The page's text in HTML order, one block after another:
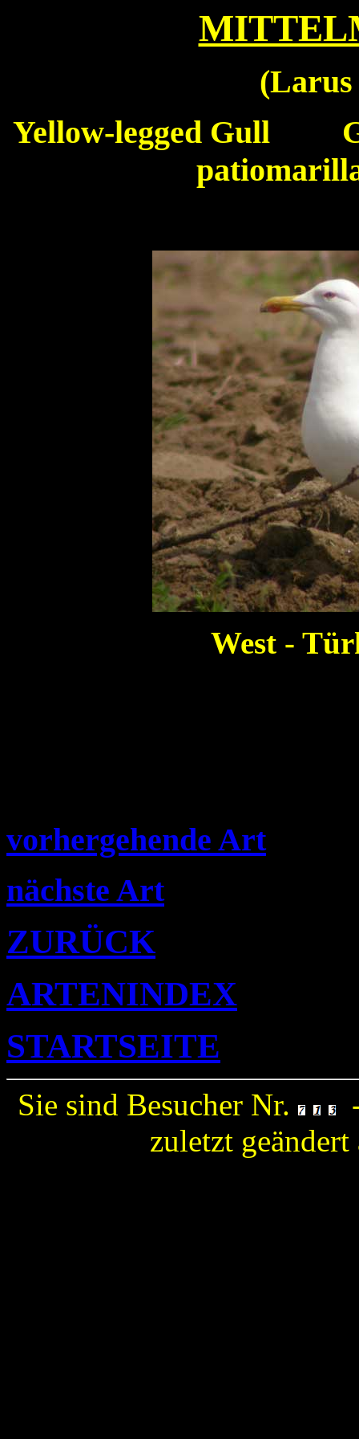
(Larus
Yellow-leggedGull
West -
vorhergehende Art
nächste Art
ZURÜCK
ARTENINDEX
STARTSEITE
Sie sind Besucher Nr.
zuletzt